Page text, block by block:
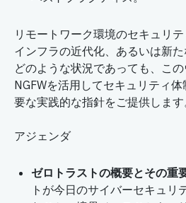
リモートワーク環境のセキュリ
インフラの近代化、あるいは新た
どのような状況であっても、この
NGFWを活用してセキュリティ
要な実践的な指針をご提供します
アジェンダ
ゼロトラストの概要とその重
トが今日のサイバーセキュリ